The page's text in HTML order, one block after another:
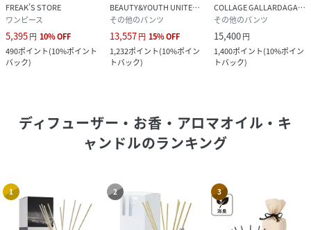
FREAK’S STORE
ワンピース
5,395円 10%OFF
490ポイント(10%ポイント
バック)
BEAUTY&YOUTH UNITED ARROWS
その他のパンツ
13,557円 15%OFF
1,232ポイント(10%ポイン
トバック)
COLLAGE GALLARDAGALANTE
その他のパンツ
15,400円
1,400ポイント(10%ポイン
トバック)
ディフューザー・お香・アロマオイル・キ
ャンドルのランキング
1 2 3